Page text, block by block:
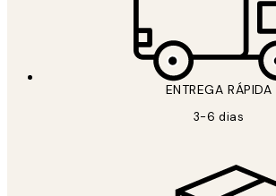
ENTREGA RÁPIDA
3-6 dias